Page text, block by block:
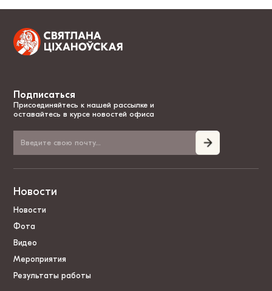
Подписаться
Присоединяйтесь к нашей рассылке и
оставайтесь в курсе новостей офиса
Новости
Новости
Фота
Видео
Мероприятия
Результаты работы